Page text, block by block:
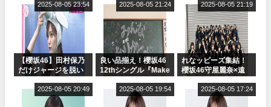
【櫻坂46】田村保乃
だけジャージを脱い
2025-08-05 23:54
良い品揃え！櫻坂46
12thシングル『Make
ャルグッズ絶賛販売
2025-08-05 21:24
れなッピーズ集結！
櫻坂46守屋麗奈×遠
ット！」水曜スタジ
オ出演決定
2025-08-05 21:19
2025-08-05 20:49 2025-08-05 19:54 2025-08-05 17:24